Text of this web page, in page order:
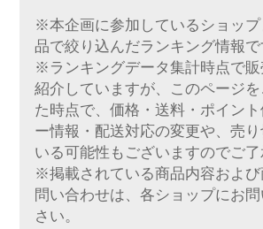
※本企画に参加しているショッ
品で絞り込んだランキング情報で
※ランキングデータ集計時点で販
紹介していますが、このページ
た時点で、価格・送料・ポイント
ー情報・配送対応の変更や、売
いる可能性もございますのでご了
※掲載されている商品内容およ
問い合わせは、各ショップにお
さい。